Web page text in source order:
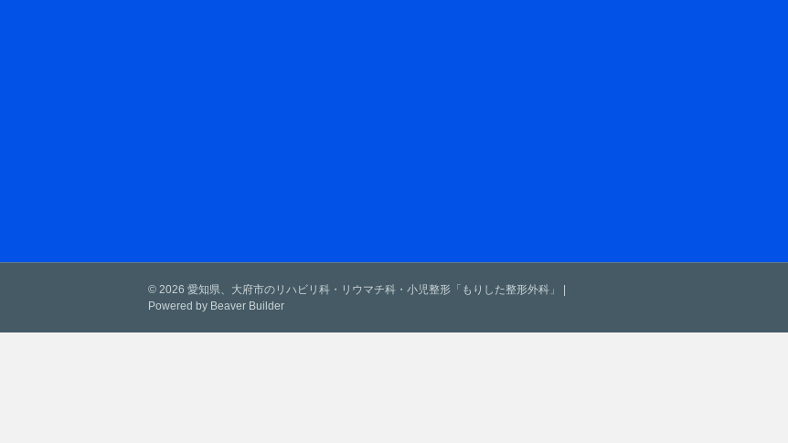
© 2026 愛知県、大府市のリハビリ科・リウマチ科・小児整形「もりした整形外科」
Powered by Beaver Builder